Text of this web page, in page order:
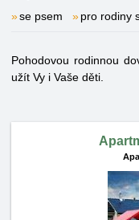
se psem
pro rodiny
Pohodovou rodinnou
užít Vy i Vaše děti.